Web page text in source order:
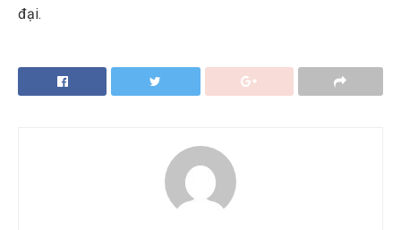
đại.